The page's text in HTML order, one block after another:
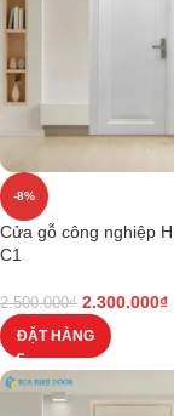
-8%
Cửa gỗ công nghiệp
C1
2.500.000₫ 2.300.000₫
ĐẶT HÀNG